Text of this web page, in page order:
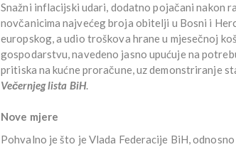
Snažni inflacijski udari, dodatno pojačani nakon
novčanicima najvećeg broja obitelji u Bosni i
europskog, a udio troškova hrane u mjesečnoj
gospodarstvu, navedeno jasno upućuje na
pritiska na kućne proračune, uz demonstriranje
Večernjeg lista BiH.
Nove mjere
Pohvalno je što je Vlada Federacije BiH, odnosno